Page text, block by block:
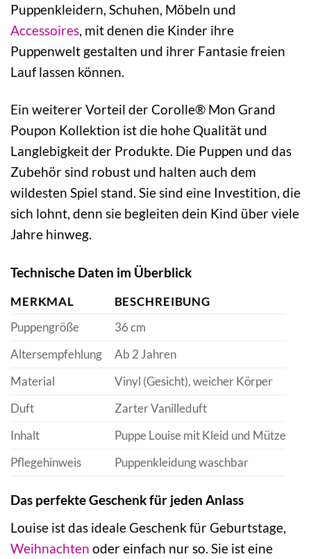
Puppenkleidern, Schuhen, Möbeln und
Accessoires , mit denen die Kinder ihre
Puppenwelt gestalten und ihrer Fantasie freien
Lauf lassen können.
Ein weiterer Vorteil der Corolle® Mon Grand
Poupon Kollektion ist die hohe Qualität und
Langlebigkeit der Produkte. Die Puppen und das
Zubehör sind robust und halten auch dem
wildesten Spiel stand. Sie sind eine Investition, die
sich lohnt, denn sie begleiten dein Kind über viele
Jahre hinweg.
Technische Daten im Überblick
MERKMAL
BESCHREIBUNG
Puppengröße
36 cm
Altersempfehlung
Ab 2 Jahren
Material
Vinyl (Gesicht), weicher Körper
Duft
Zarter Vanilleduft
Inhalt
Puppe Louise mit Kleid und Mütze
Pflegehinweis
Puppenkleidung waschbar
Das perfekte Geschenk für jeden Anlass
Louise ist das ideale Geschenk für Geburtstage,
Weihnachten oder einfach nur so. Sie ist eine